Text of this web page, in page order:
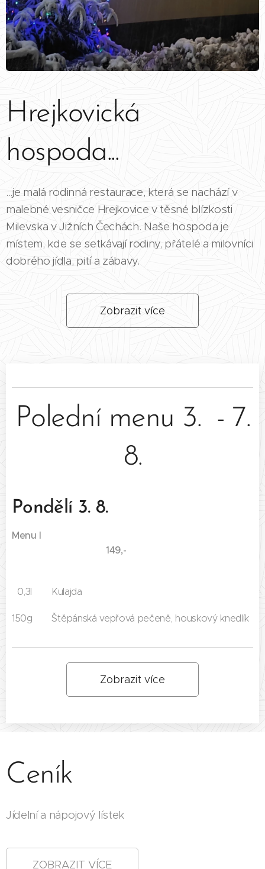
Hrejkovická
hospoda...
...je malá rodinná restaurace, která se nachází v
malebné vesničce Hrejkovice v těsné blízkosti
Milevska v Jižních Čechách. Naše hospoda je
místem, kde se setkávají rodiny, přátelé a milovníci
dobrého jídla, pití a zábavy.
Zobrazit více
Polední menu 3. - 7.
8.
Pondělí 3. 8.
Menu I
149,-
0,3l Kulajda
150g Štěpánská vepřová pečeně, houskový knedlík
Zobrazit více
Ceník
Jídelní a nápojový lístek
ZOBRAZIT VÍCE